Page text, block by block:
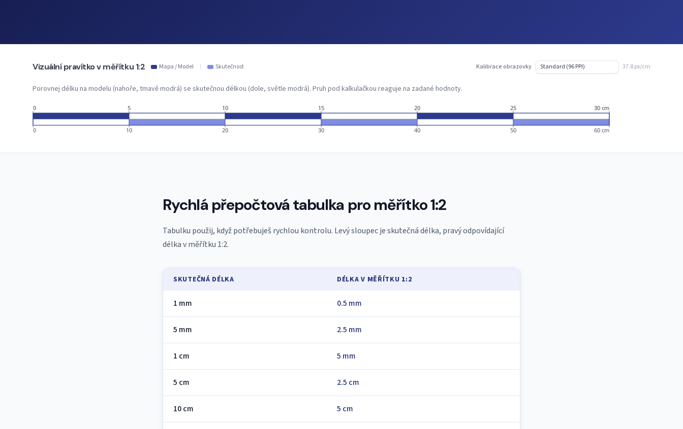
Vizuální pravítko v měřítku 1:2 Mapa / Model | Skutečnost Kalibrace obrazovky 37.8 px/cm
Porovnej délku na modelu (nahoře, tmavě modrá) se skutečnou délkou (dole, světle modrá). Pruh pod kalkulačkou reaguje na zadané hodnoty.
0
0
5
10
10
20
15
30
20
40
25
50
30 cm
60 cm
Rychlá přepočtová tabulka pro měřítko 1:2
Tabulku použij, když potřebuješ rychlou kontrolu. Levý sloupec je skutečná délka, pravý odpovídající
délka v měřítku 1:2.
SKUTEČNÁ DÉLKA DÉLKA V MĚŘÍTKU 1:2
1 mm 0.5 mm
5 mm 2.5 mm
1 cm 5 mm
5 cm 2.5 cm
10 cm 5 cm